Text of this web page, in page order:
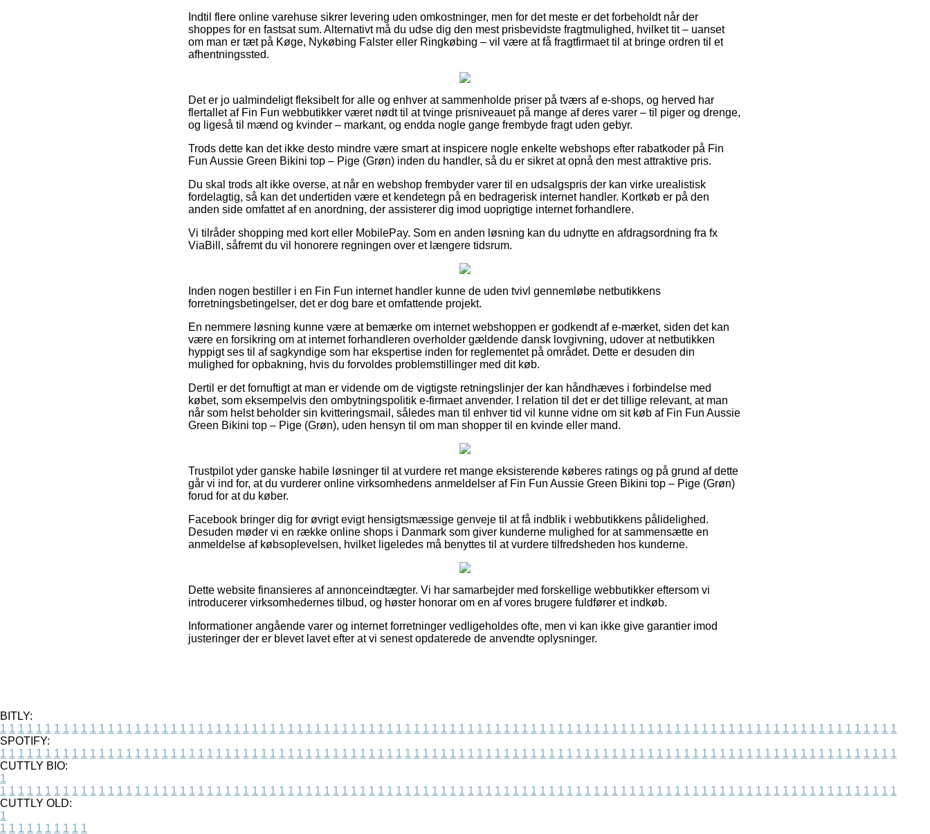
Indtil flere online varehuse sikrer levering uden omkostninger, men for det meste er det forbeholdt når der
shoppes for en fastsat sum. Alternativt må du udse dig den mest prisbevidste fragtmulighed, hvilket tit – uanset
om man er tæt på Køge, Nykøbing Falster eller Ringkøbing – vil være at få fragtfirmaet til at bringe ordren til et
afhentningssted.
Det er jo ualmindeligt fleksibelt for alle og enhver at sammenholde priser på tværs af e-shops, og herved har
flertallet af Fin Fun webbutikker været nødt til at tvinge prisniveauet på mange af deres varer – til piger og drenge,
og ligeså til mænd og kvinder – markant, og endda nogle gange frembyde fragt uden gebyr.
Trods dette kan det ikke desto mindre være smart at inspicere nogle enkelte webshops efter rabatkoder på Fin
Fun Aussie Green Bikini top – Pige (Grøn) inden du handler, så du er sikret at opnå den mest attraktive pris.
Du skal trods alt ikke overse, at når en webshop frembyder varer til en udsalgspris der kan virke urealistisk
fordelagtig, så kan det undertiden være et kendetegn på en bedragerisk internet handler. Kortkøb er på den
anden side omfattet af en anordning, der assisterer dig imod uoprigtige internet forhandlere.
Vi tilråder shopping med kort eller MobilePay. Som en anden løsning kan du udnytte en afdragsordning fra fx
ViaBill, såfremt du vil honorere regningen over et længere tidsrum.
Inden nogen bestiller i en Fin Fun internet handler kunne de uden tvivl gennemløbe netbutikkens
forretningsbetingelser, det er dog bare et omfattende projekt.
En nemmere løsning kunne være at bemærke om internet webshoppen er godkendt af e-mærket, siden det kan
være en forsikring om at internet forhandleren overholder gældende dansk lovgivning, udover at netbutikken
hyppigt ses til af sagkyndige som har ekspertise inden for reglementet på området. Dette er desuden din
mulighed for opbakning, hvis du forvoldes problemstillinger med dit køb.
Dertil er det fornuftigt at man er vidende om de vigtigste retningslinjer der kan håndhæves i forbindelse med
købet, som eksempelvis den ombytningspolitik e-firmaet anvender. I relation til det er det tillige relevant, at man
når som helst beholder sin kvitteringsmail, således man til enhver tid vil kunne vidne om sit køb af Fin Fun Aussie
Green Bikini top – Pige (Grøn), uden hensyn til om man shopper til en kvinde eller mand.
Trustpilot yder ganske habile løsninger til at vurdere ret mange eksisterende køberes ratings og på grund af dette
går vi ind for, at du vurderer online virksomhedens anmeldelser af Fin Fun Aussie Green Bikini top – Pige (Grøn)
forud for at du køber.
Facebook bringer dig for øvrigt evigt hensigtsmæssige genveje til at få indblik i webbutikkens pålidelighed.
Desuden møder vi en række online shops i Danmark som giver kunderne mulighed for at sammensætte en
anmeldelse af købsoplevelsen, hvilket ligeledes må benyttes til at vurdere tilfredsheden hos kunderne.
Dette website finansieres af annonceindtægter. Vi har samarbejder med forskellige webbutikker eftersom vi
introducerer virksomhedernes tilbud, og høster honorar om en af vores brugere fuldfører et indkøb.
Informationer angående varer og internet forretninger vedligeholdes ofte, men vi kan ikke give garantier imod
justeringer der er blevet lavet efter at vi senest opdaterede de anvendte oplysninger.
BITLY:
1 1 1 1 1 1 1 1 1 1 1 1 1 1 1 1 1 1 1 1 1 1 1 1 1 1 1 1 1 1 1 1 1 1 1 1 1 1 1 1 1 1 1 1 1 1 1 1 1 1 1 1 1 1 1 1 1 1 1 1 1 1 1 1 1 1 1 1 1 1 1 1 1 1 1 1 1 1 1 1 1 1 1 1 1 1 1 1 1 1 1 1 1 1 1 1 1 1 1 1
SPOTIFY:
1 1 1 1 1 1 1 1 1 1 1 1 1 1 1 1 1 1 1 1 1 1 1 1 1 1 1 1 1 1 1 1 1 1 1 1 1 1 1 1 1 1 1 1 1 1 1 1 1 1 1 1 1 1 1 1 1 1 1 1 1 1 1 1 1 1 1 1 1 1 1 1 1 1 1 1 1 1 1 1 1 1 1 1 1 1 1 1 1 1 1 1 1 1 1 1 1 1 1 1
CUTTLY BIO:
1
1 1 1 1 1 1 1 1 1 1 1 1 1 1 1 1 1 1 1 1 1 1 1 1 1 1 1 1 1 1 1 1 1 1 1 1 1 1 1 1 1 1 1 1 1 1 1 1 1 1 1 1 1 1 1 1 1 1 1 1 1 1 1 1 1 1 1 1 1 1 1 1 1 1 1 1 1 1 1 1 1 1 1 1 1 1 1 1 1 1 1 1 1 1 1 1 1 1 1 1
CUTTLY OLD:
1
1 1 1 1 1 1 1 1 1 1